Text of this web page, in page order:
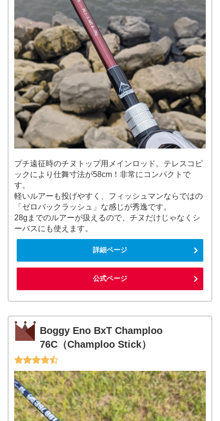
プチ遠征時のチヌトップ用メインロッド。テレスコピ
ックにより仕舞寸法が58cm！非常にコンパクトで
す。
軽いルアーも投げやすく、フィッシュマンならではの
「ゼロバックラッシュ」な感じが秀逸です。
28gまでのルアーが扱えるので、チヌだけじゃなくシ
ーバスにも使えます。
詳細ページ
公式ページ
Boggy Eno BxT Champloo
76C（Champloo Stick）